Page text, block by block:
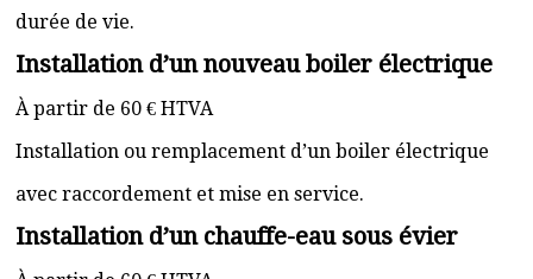
durée de vie.
Installation d’un nouveau boiler électrique
À partir de 60 € HTVA
Installation ou remplacement d’un boiler électrique
avec raccordement et mise en service.
Installation d’un chauffe-eau sous évier